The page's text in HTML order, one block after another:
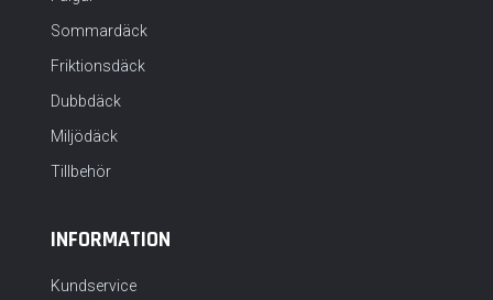
Sommardäck
Friktionsdäck
Dubbdäck
Miljödäck
Tillbehör
INFORMATION
Kundservice